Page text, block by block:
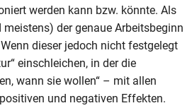
werden kann bzw. könnte. Als
der genaue Arbeitsbeginn
dieser jedoch nicht festgelegt
einschleichen, in der die
wann sie wollen“ – mit allen
und negativen Effekten.